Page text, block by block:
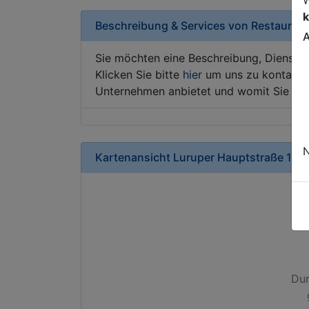
Beschreibung & Services von Restaurant
Sie möchten eine Beschreibung,
Klicken Sie bitte hier um uns zu
Unternehmen anbietet und womit Sie
Kartenansicht Luruper Hauptstraße 164